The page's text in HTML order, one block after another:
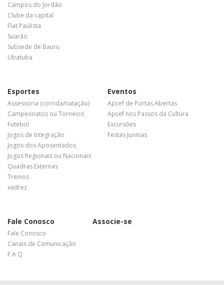
Campos do Jordão
Clube da capital
Flat Paulista
Suarão
Subsede de Bauru
Ubatuba
Esportes
Assessoria (corrida/natação)
Campeonatos ou Torneios
Futebol
Jogos de Integração
Jogos dos Aposentados
Jogos Regionais ou Nacionais
Quadras Externas
Treinos
xadrez
Eventos
Apcef de Portas Abertas
Apcef nos Passos da Cultura
Excursões
Festas Juninas
Fale Conosco
Fale Conosco
Canais de Comunicação
F A Q
Associe-se